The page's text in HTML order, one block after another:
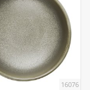
16076